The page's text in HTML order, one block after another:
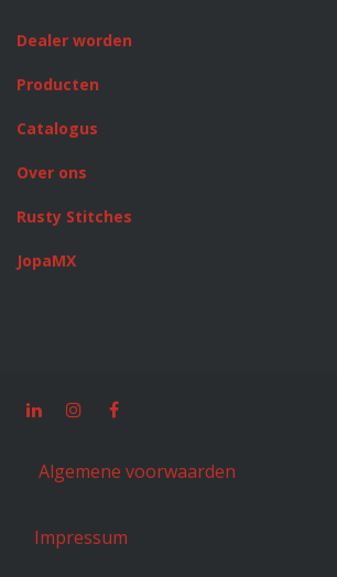
Dealer worden
Producten
Catalogus
Over ons
Rusty Stitches
JopaMX
Algemene voorwaarden
Impressum